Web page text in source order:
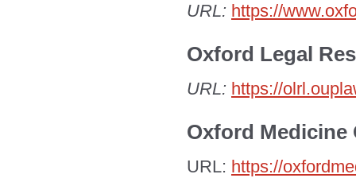
URL: https://
Oxford Legal
URL: https://
Oxford Medicine
URL: https://